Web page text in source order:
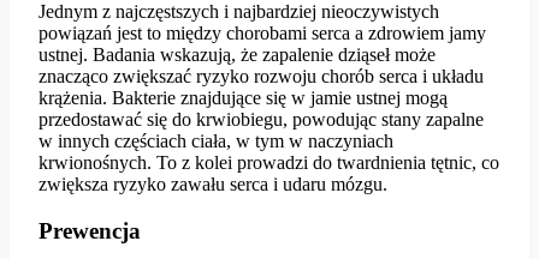
Jednym z najczęstszych i najbardziej nieoczywistych
powiązań jest to między chorobami serca a zdrowiem jamy
ustnej. Badania wskazują, że zapalenie dziąseł może
znacząco zwiększać ryzyko rozwoju chorób serca i układu
krążenia. Bakterie znajdujące się w jamie ustnej mogą
przedostawać się do krwiobiegu, powodując stany zapalne
w innych częściach ciała, w tym w naczyniach
krwionośnych. To z kolei prowadzi do twardnienia tętnic, co
zwiększa ryzyko zawału serca i udaru mózgu.
Prewencja